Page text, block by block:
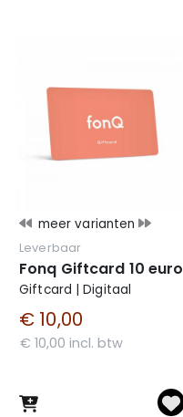
meer varianten
Leverbaar
Fonq Giftcard 10 euro
Giftcard | Digitaal
€ 10,00
€ 10,00 incl. btw